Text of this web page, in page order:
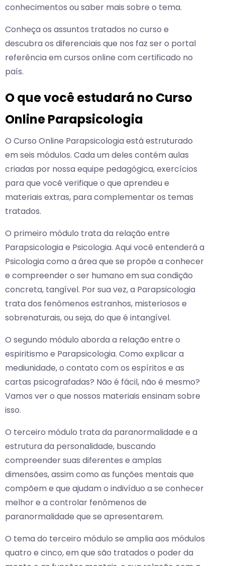
conhecimentos ou saber mais sobre o tema.
Conheça os assuntos tratados no curso e
descubra os diferenciais que nos faz ser o portal
referência em cursos online com certificado no
país.
O que você estudará no Curso
Online Parapsicologia
O Curso Online Parapsicologia está estruturado
em seis módulos. Cada um deles contém aulas
criadas por nossa equipe pedagógica, exercícios
para que você verifique o que aprendeu e
materiais extras, para complementar os temas
tratados.
O primeiro módulo trata da relação entre
Parapsicologia e Psicologia. Aqui você entenderá a
Psicologia como a área que se propõe a conhecer
e compreender o ser humano em sua condição
concreta, tangível. Por sua vez, a Parapsicologia
trata dos fenômenos estranhos, misteriosos e
sobrenaturais, ou seja, do que é intangível.
O segundo módulo aborda a relação entre o
espiritismo e Parapsicologia. Como explicar a
mediunidade, o contato com os espíritos e as
cartas psicografadas? Não é fácil, não é mesmo?
Vamos ver o que nossos materiais ensinam sobre
isso.
O terceiro módulo trata da paranormalidade e a
estrutura da personalidade, buscando
compreender suas diferentes e amplas
dimensões, assim como as funções mentais que
compõem e que ajudam o indivíduo a se conhecer
melhor e a controlar fenômenos de
paranormalidade que se apresentarem.
O tema do terceiro módulo se amplia aos módulos
quatro e cinco, em que são tratados o poder da